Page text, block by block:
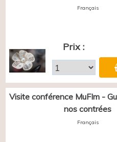
Français
Prix :
Visite conférence MuFIm -
nos contrées
Français